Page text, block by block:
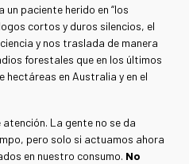
paciente herido en “los
cortos y duros silencios, el
y nos traslada de manera
forestales que en los últimos
hectáreas en Australia y en el
La gente no se da
pero solo si actuamos ahora
en nuestro consumo. No